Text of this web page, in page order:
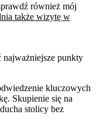
również mój
także wizytę w
najważniejsze punkty
kluczowych
Skupienie się na
stolicy bez